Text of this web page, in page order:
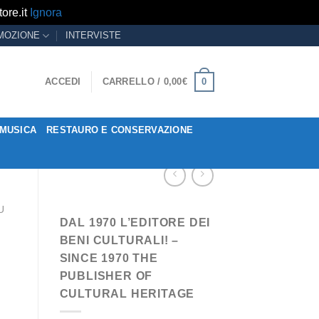
Ignora
INTERVISTE
ACCEDI CARRELLO / 0,00€ 0
MUSICA RESTAURO E CONSERVAZIONE
DAL 1970 L’EDITORE DEI
BENI CULTURALI! –
SINCE 1970 THE
PUBLISHER OF
CULTURAL HERITAGE